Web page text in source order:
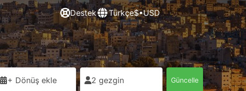
Destek Türkçe$•USD
+ Dönüş ekle 2 gezgin Güncelle